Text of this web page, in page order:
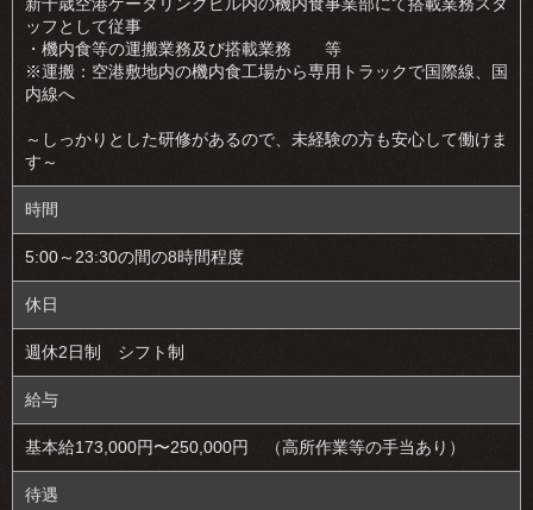
新千歳空港ケータリングビル内の機内食事業部にて搭載業務スタ
ッフとして従事
・機内食等の運搬業務及び搭載業務 等
※運搬：空港敷地内の機内食工場から専用トラックで国際線、国
内線へ
～しっかりとした研修があるので、未経験の方も安心して働けま
す～
時間
5:00～23:30の間の8時間程度
休日
週休2日制 シフト制
給与
基本給173,000円〜250,000円 （高所作業等の手当あり）
待遇